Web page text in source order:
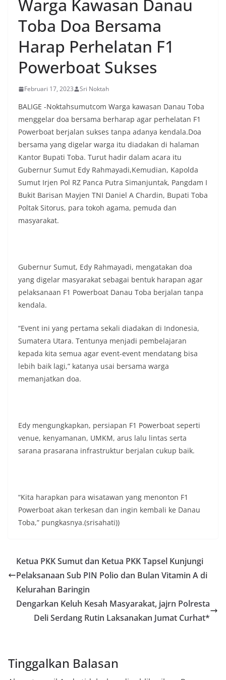
menyambut momentum HUT Kemerdekaan RI
dengan berbagai persiapan di lingkungan
masing-masing.‎Dalam dialog yang berlangsung
akrab, Bhabinkamtibmas menyapa warga,
menanyakan kondisi keamanan dan kenyamanan
lingkungan tempat tinggal, serta membuka ruang
komunikasi dua arah agar warga dapat
menyampaikan keluhan maupun informasi terkait
situasi kamtibmas di sekitar mereka.‎‎‎Salah satu
poin utama yang disampaikan dalam kegiatan
sambang ini adalah imbauan kepada warga untuk
memasang bendera Merah Putih secara penuh,
bukan setengah tiang, sebagai bentuk
penghormatan dan rasa cinta tanah air
menjelang perayaan HUT Kemerdekaan RI.
Petugas mengingatkan bahwa pemasangan
bendera dengan benar merupakan salah satu
wujud nyata partisipasi masyarakat dalam
memperingati hari bersejarah bangsa
Indonesia.‎‎”Kami mengimbau kepada seluruh
warga agar mulai mempersiapkan dan memasang
bendera Merah Putih di depan rumah masing-
masing secara penuh. Ini adalah bentuk
berdialog dengan warga.‎‎Ia juga menambahkan
agar warga memperhatikan kondisi bendera yang
akan dikibarkan, memastikan bendera dalam
keadaan bersih, tidak sobek, dan layak untuk
dikibarkan sebagai simbol kehormatan
bendera, kegiatan sambang DDS ini juga
dimanfaatkan sebagai sarana deteksi dini (early
warning) guna mengantisipasi potensi gangguan
keamanan dan ketertiban masyarakat
(Kamtibmas) di lingkungan tempat tinggal warga.
Melalui interaksi langsung tersebut,
perayaan HUT Kemerdekaan RI yang biasanya
diwarnai dengan berbagai kegiatan dan
keramaian warga.‎‎Dengan adanya deteksi dini ini,
Kemerdekaan RI berlangsung.‎‎Wujud Kedekatan
Polri dengan Masyarakat‎Kegiatan sambang Door
to Door System ini merupakan salah satu bentuk
implementasi program Polri Presisi yang
kegiatan semacam ini, Bhabinkamtibmas tidak
hanya berperan sebagai penyampai informasi
dan imbauan, tetapi juga sebagai mitra
masyarakat dalam menjaga keamanan lingkungan
secara bersama-sama.‎‎Kehadiran
Bhabinkamtibmas di tengah-tengah warga
diharapkan dapat semakin mempererat
keamanan, ketertiban, dan kekompakan
Warga Kawasan Danau
Toba Doa Bersama
Harap Perhelatan F1
Powerboat Sukses
Februari 17, 2023 Sri Noktah
BALIGE -Noktahsumutcom Warga kawasan Danau Toba
menggelar doa bersama berharap agar perhelatan F1
Powerboat berjalan sukses tanpa adanya kendala.Doa
bersama yang digelar warga itu diadakan di halaman
Kantor Bupati Toba. Turut hadir dalam acara itu
Gubernur Sumut Edy Rahmayadi,Kemudian, Kapolda
Sumut Irjen Pol RZ Panca Putra Simanjuntak, Pangdam I
Bukit Barisan Mayjen TNI Daniel A Chardin, Bupati Toba
Poltak Sitorus, para tokoh agama, pemuda dan
masyarakat.
Gubernur Sumut, Edy Rahmayadi, mengatakan doa
yang digelar masyarakat sebagai bentuk harapan agar
pelaksanaan F1 Powerboat Danau Toba berjalan tanpa
kendala.
“Event ini yang pertama sekali diadakan di Indonesia,
Sumatera Utara. Tentunya menjadi pembelajaran
kepada kita semua agar event-event mendatang bisa
lebih baik lagi,” katanya usai bersama warga
memanjatkan doa.
Edy mengungkapkan, persiapan F1 Powerboat seperti
venue, kenyamanan, UMKM, arus lalu lintas serta
sarana prasarana infrastruktur berjalan cukup baik.
“Kita harapkan para wisatawan yang menonton F1
Powerboat akan terkesan dan ingin kembali ke Danau
Toba,” pungkasnya.(srisahati))
Ketua PKK Sumut dan Ketua PKK Tapsel Kunjungi
Pelaksanaan Sub PIN Polio dan Bulan Vitamin A di
Kelurahan Baringin
Dengarkan Keluh Kesah Masyarakat, jajrn Polresta
Deli Serdang Rutin Laksanakan Jumat Curhat*
Tinggalkan Balasan